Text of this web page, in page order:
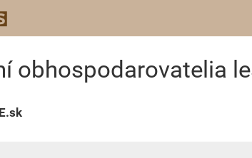
obhospodarovatelia